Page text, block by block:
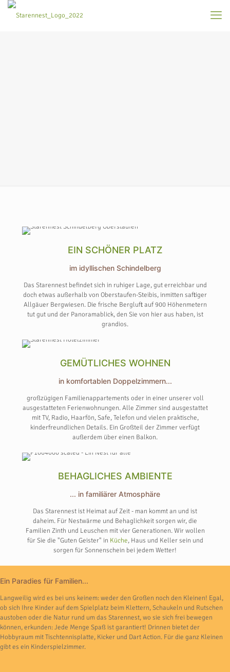
EIN SCHÖNER PLATZ
im idyllischen Schindelberg
Das Starennest befindet sich in ruhiger Lage, gut erreichbar und
doch etwas außerhalb von Oberstaufen-Steibis, inmitten saftiger
Allgäuer Bergwiesen. Die frische Bergluft auf 900 Höhenmetern
tut gut und der Panoramablick, den Sie von hier aus haben, ist
grandios.
GEMÜTLICHES WOHNEN
in komfortablen Doppelzimmern...
großzügigen Familienappartements oder in einer unserer voll
ausgestatteten Ferienwohnungen. Alle Zimmer sind ausgestattet
mit TV, Radio, Haarfön, Safe, Telefon und vielen praktische,
kinderfreundlichen Details. Ein Großteil der Zimmer verfügt
außerdem über einen Balkon.
BEHAGLICHES AMBIENTE
... in familiärer Atmosphäre
Das Starennest ist Heimat auf Zeit - man kommt an und ist
daheim. Für Nestwärme und Behaglichkeit sorgen wir, die
Familien Zinth und Leuschen mit vier Generationen. Wir wollen
für Sie die "Guten Geister" in Küche, Haus und Keller sein und
sorgen für Sonnenschein bei jedem Wetter!
Ein Paradies für Familien...
Langweilig wird es bei uns keinem: weder den Großen noch den Kleinen! Egal,
ob sich Ihre Kinder auf dem Spielplatz beim Klettern, Schaukeln und Rutschen
austoben oder die Natur rund um das Starennest, wo sie sich frei bewegen
können, erkunden: Jede Menge Spaß ist garantiert! Drinnen bietet der
Hobbyraum mit Tischtennisplatte, Kicker und Dart Action. Für die ganz Kleinen
gibt es ein Kinderspielzimmer.